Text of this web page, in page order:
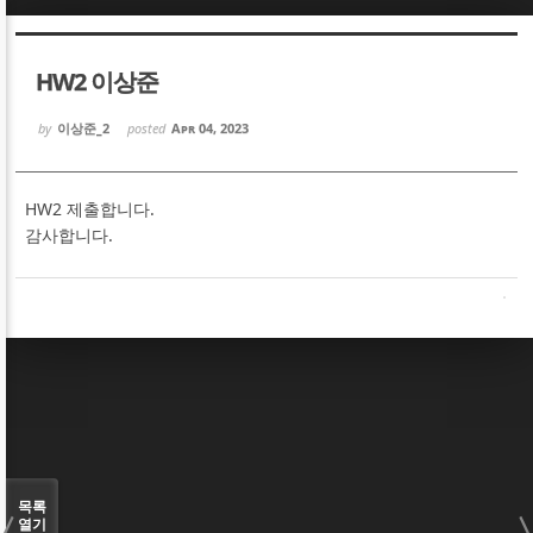
HW2 이상준
by 이상준_2 posted Apr 04, 2023
HW2 제출합니다.
감사합니다.
목록
열기
Sketchbook5, 스케치북5
Sketchbook5, 스케치북5
Sketchbook5, 스케치북5
Sketchbook5, 스케치북5